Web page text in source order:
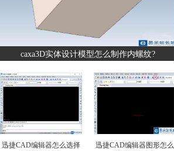
caxa3D实体设计模型怎么制作内螺纹?
迅捷CAD编辑器怎么选择
迅捷CAD编辑器图形怎么